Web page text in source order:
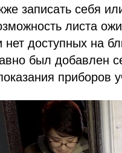
записать себя
листа
нет доступных на
был добавлен
приборов